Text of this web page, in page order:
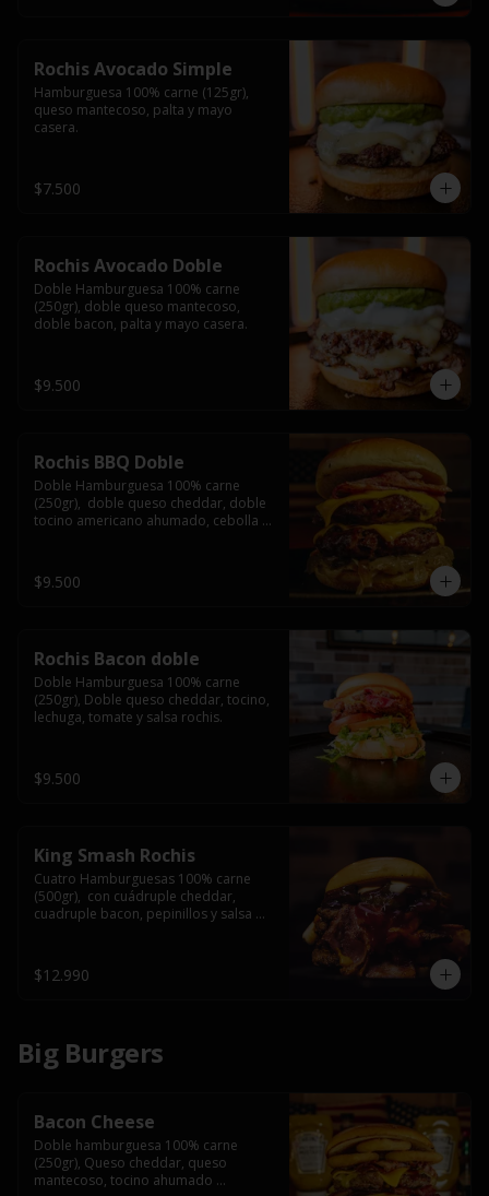
Rochis Avocado Simple
Hamburguesa 100% carne (125gr),
queso mantecoso, palta y mayo
casera.
$7.500
Rochis Avocado Doble
Doble Hamburguesa 100% carne
(250gr), doble queso mantecoso,
doble bacon, palta y mayo casera.
$9.500
Rochis BBQ Doble
Doble Hamburguesa 100% carne
(250gr),  doble queso cheddar, doble
tocino americano ahumado, cebolla
$9.500
Rochis Bacon doble
Doble Hamburguesa 100% carne
(250gr), Doble queso cheddar, tocino,
lechuga, tomate y salsa rochis.
$9.500
King Smash Rochis
Cuatro Hamburguesas 100% carne
(500gr),  con cuádruple cheddar,
cuadruple bacon, pepinillos y salsa
$12.990
Big Burgers
Bacon Cheese
Doble hamburguesa 100% carne
(250gr), Queso cheddar, queso
mantecoso, tocino ahumado